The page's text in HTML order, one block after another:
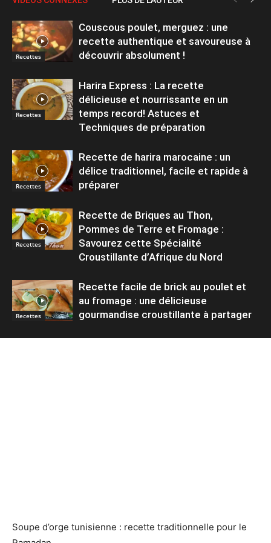
Recettes
Couscous poulet, merguez : une
recette authentique et savoureuse à
découvrir absolument !
Recettes
Harira Express : La recette
délicieuse et nourrissante en un
temps record! Astuces et
Techniques de préparation
Recettes
Recette de harira marocaine : un
délice traditionnel, facile et rapide à
préparer
Recettes
Recette de Briques au Thon,
Pommes de Terre et Fromage :
Savourez cette Spécialité
Croustillante d’Afrique du Nord
Recettes
Recette facile de brick au poulet et
au fromage : une délicieuse
gourmandise croustillante à partager
Soupe d’orge tunisienne : recette traditionnelle pour le